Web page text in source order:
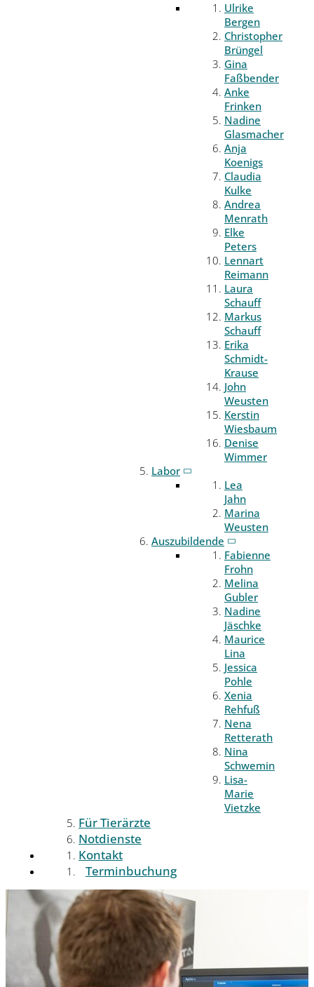
Ulrike
Bergen
Christopher
Brüngel
Gina
Faßbender
Anke
Frinken
Nadine
Glasmacher
Anja
Koenigs
Claudia
Kulke
Andrea
Menrath
Elke
Peters
Lennart
Reimann
Laura
Schauff
Markus
Schauff
Erika
Schmidt-
Krause
John
Weusten
Kerstin
Wiesbaum
Denise
Wimmer
Labor
Lea
Jahn
Marina
Weusten
Auszubildende
Fabienne
Frohn
Melina
Gubler
Nadine
Jäschke
Maurice
Lina
Jessica
Pohle
Xenia
Rehfuß
Nena
Retterath
Nina
Schwemin
Lisa-
Marie
Vietzke
Für Tierärzte
Notdienste
Kontakt
Terminbuchung